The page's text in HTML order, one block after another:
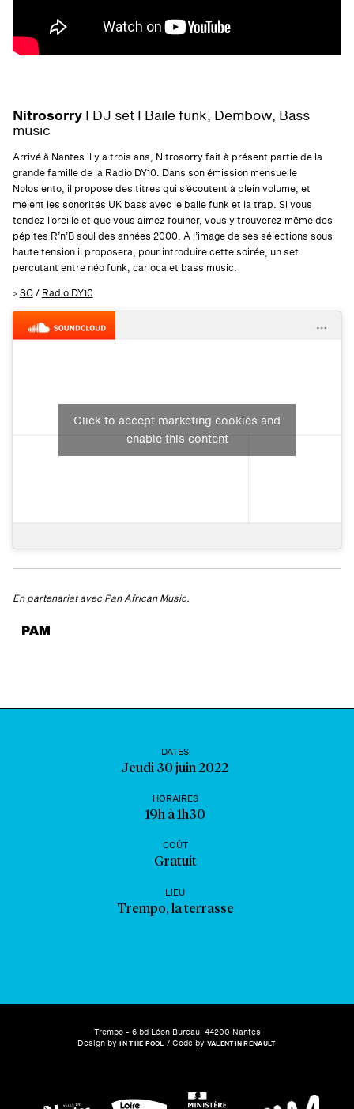
NitrosorryI DJ set I Baile funk, Dembow, Bass
music
Arrivé à Nantes il y a trois ans, Nitrosorry fait à présent partie de la
grande famille de la Radio DY10. Dans son émission mensuelle
Nolosiento, il propose des titres qui s’écoutent à plein volume, et
mêlent les sonorités UK bass avec le baile funk et la trap. Si vous
tendez l’oreille et que vous aimez fouiner, vous y trouverez même des
pépites R’n’B soul des années 2000. À l’image de ses sélections sous
haute tension il proposera, pour introduire cette soirée, un set
percutant entre néo funk, carioca et bass music.
▹SC/ Radio DY10
Click to accept marketing cookies and
enable this content
En partenariat avec Pan African Music.
DATES
Jeudi 30 juin 2022
HORAIRES
19h à 1h30
COÛT
Gratuit
LIEU
Trempo, la terrasse
Trempo - 6 bd Léon Bureau, 44200 Nantes
Design byIN THE POOL / Code by VALENTIN RENAULT